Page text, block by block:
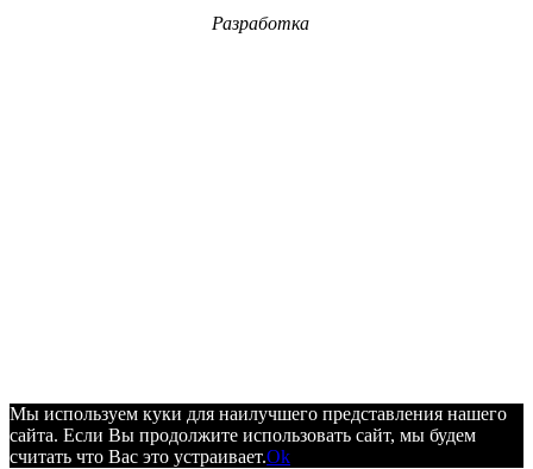
Разработка
Мы используем куки для наилучшего представления нашего
сайта. Если Вы продолжите использовать сайт, мы будем
считать что Вас это устраивает.Ok